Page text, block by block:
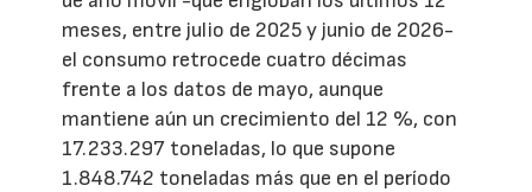
meses, entre julio de 2025 y junio de 2026-
el consumo retrocede cuatro décimas
frente a los datos de mayo, aunque
mantiene aún un crecimiento del 12 %, con
17.233.297 toneladas, lo que supone
1.848.742 toneladas más que en el período